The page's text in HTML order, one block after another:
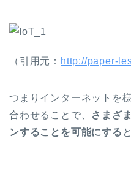
（引用元： http://paper-
つまり インターネットを
合わせることで、 さまざ
ンすることを可能にする